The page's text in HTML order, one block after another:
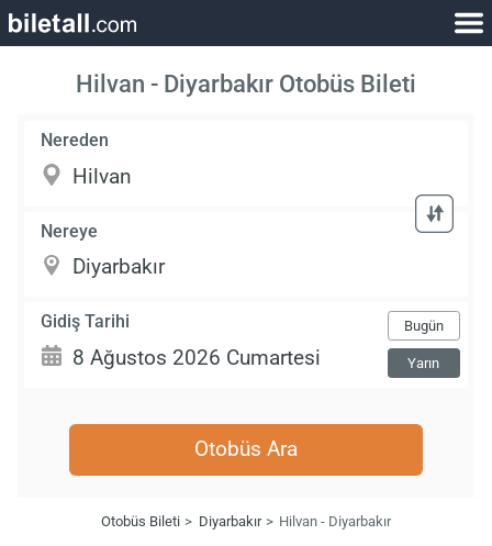
Hilvan - Diyarbakır Otobüs Bileti
Nereden
Nereye
Gidiş Tarihi Bugün
Yarın
Otobüs Ara
Otobüs Bileti Diyarbakır Hilvan - Diyarbakır